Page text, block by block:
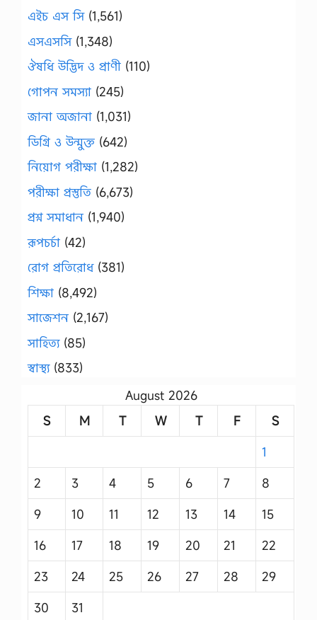
এইচ এস সি(1,561)
এসএসসি(1,348)
ঔষধি উদ্ভিদ ও প্রাণী (110)
গোপন সমস্যা (245)
জানা অজানা (1,031)
ডিগ্রি ও উন্মুক্ত (642)
নিয়োগ পরীক্ষা (1,282)
পরীক্ষা প্রস্তুতি (6,673)
প্রশ্ন সমাধান (1,940)
রূপচর্চা (42)
রোগ প্রতিরোধ(381)
শিক্ষা (8,492)
সাজেশন (2,167)
সাহিত্য(85)
স্বাস্থ্য(833)
August 2026
S
M T W T F
S
1
2
3 4 5 6 7
8
9
10 11 12 13 14
15
16
17 18 19 20 21
22
23
24 25 26 27 28
29
30
31